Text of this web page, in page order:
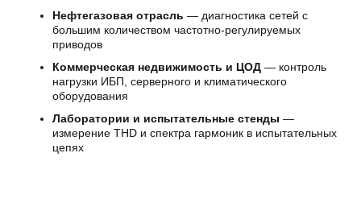
Нефтегазовая отрасль — диагностика сетей с
большим количеством частотно-регулируемых
приводов
Коммерческая недвижимость и ЦОД — контроль
нагрузки ИБП, серверного и климатического
оборудования
Лаборатории и испытательные стенды —
измерение THD и спектра гармоник в испытательных
цепях